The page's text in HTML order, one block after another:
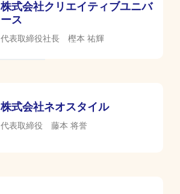
株式会社クリエイティブユニバ
ース
代表取締役社長 樫本 祐輝
株式会社ネオスタイル
代表取締役 藤本 将誉